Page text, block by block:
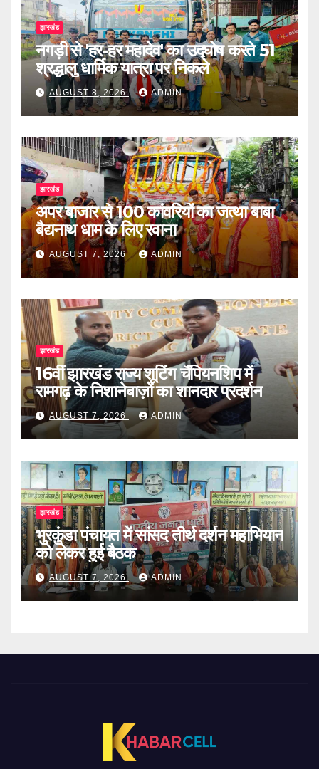
झारखंड
नगड़ी से 'हर-हर महादेव' का उद्घोष करते 51
श्रद्धालु धार्मिक यात्रा पर निकले
AUGUST 8, 2026 ADMIN
झारखंड
अपर बाजार से 100 कांवरियों का जत्था बाबा
बैद्यनाथ धाम के लिए रवाना
AUGUST 7, 2026 ADMIN
झारखंड
16वीं झारखंड राज्य शूटिंग चैंपियनशिप में
रामगढ़ के निशानेबाज़ों का शानदार प्रदर्शन
AUGUST 7, 2026 ADMIN
झारखंड
भुरकुंडा पंचायत में सांसद तीर्थ दर्शन महाभियान
को लेकर हुई बैठक
AUGUST 7, 2026 ADMIN